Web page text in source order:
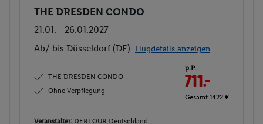
Buchen
THE DRESDEN CONDO
21.01. - 26.01.2027
Ab/ bis Düsseldorf (DE) Flugdetails anzeigen
THE DRESDEN CONDO
Ohne Verpflegung
p.P.
711.-
Gesamt 1422 €
Veranstalter: DERTOUR Deutschland